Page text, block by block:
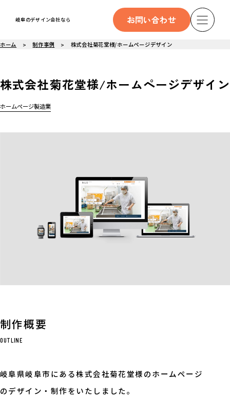
岐阜のデザイン会社なら お問い合わせ
ホーム 制作事例 株式会社菊花堂様/ホームページデザイン
株式会社菊花堂様/ホームページデザイン
ホームページ製造業
制作概要
OUTLINE
岐阜県岐阜市にある株式会社菊花堂様のホームページ
のデザイン・制作をいたしました。